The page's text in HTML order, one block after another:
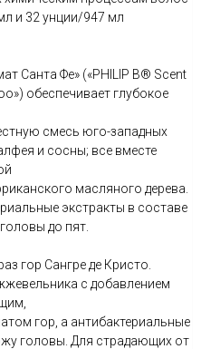
и 32 унции/947 мл
Санта Фе» («PHILIP B® Scent
обеспечивает глубокое
смесь юго-западных
и сосны; все вместе
масляного дерева.
экстракты в составе
до пят.
гор Сангре де Кристо.
с добавлением
гор, а антибактериальные
головы. Для страдающих от